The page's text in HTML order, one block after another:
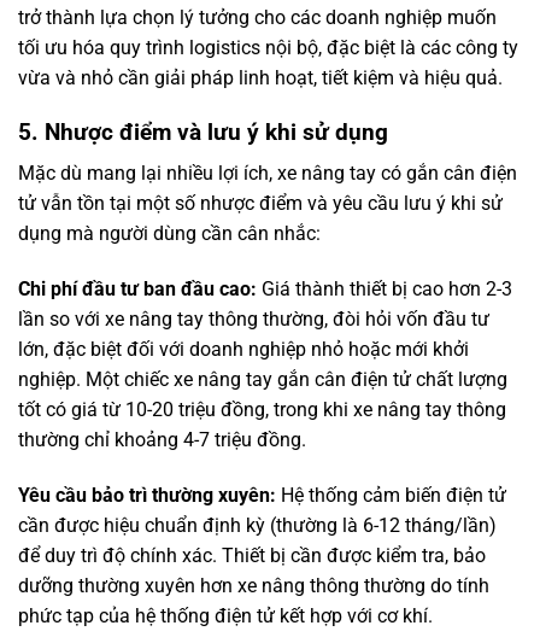
trở thành lựa chọn lý tưởng cho các doanh nghiệp muốn
tối ưu hóa quy trình logistics nội bộ, đặc biệt là các công ty
vừa và nhỏ cần giải pháp linh hoạt, tiết kiệm và hiệu quả.
5. Nhược điểm và lưu ý khi sử dụng
Mặc dù mang lại nhiều lợi ích, xe nâng tay có gắn cân điện
tử vẫn tồn tại một số nhược điểm và yêu cầu lưu ý khi sử
dụng mà người dùng cần cân nhắc:
Chi phí đầu tư ban đầu cao: Giá thành thiết bị cao hơn 2-3
lần so với xe nâng tay thông thường, đòi hỏi vốn đầu tư
lớn, đặc biệt đối với doanh nghiệp nhỏ hoặc mới khởi
nghiệp. Một chiếc xe nâng tay gắn cân điện tử chất lượng
tốt có giá từ 10-20 triệu đồng, trong khi xe nâng tay thông
thường chỉ khoảng 4-7 triệu đồng.
Yêu cầu bảo trì thường xuyên: Hệ thống cảm biến điện tử
cần được hiệu chuẩn định kỳ (thường là 6-12 tháng/lần)
để duy trì độ chính xác. Thiết bị cần được kiểm tra, bảo
dưỡng thường xuyên hơn xe nâng thông thường do tính
phức tạp của hệ thống điện tử kết hợp với cơ khí.